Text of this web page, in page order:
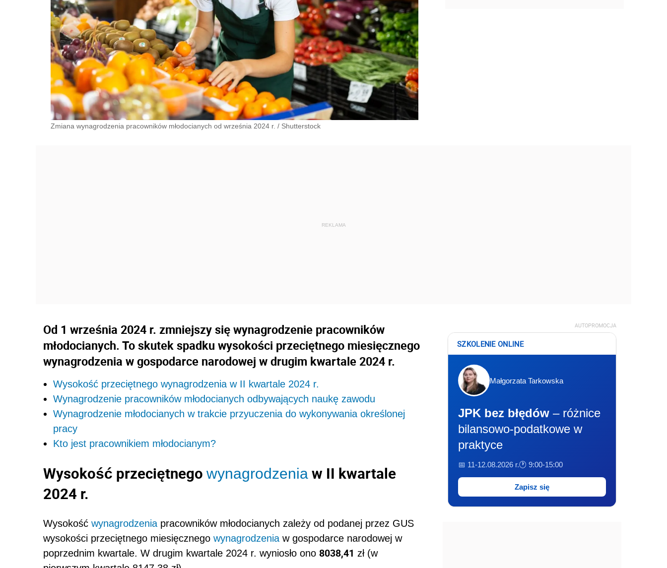
Zmiana wynagrodzenia pracowników młodocianych od września 2024 r. / Shutterstock
Od 1 września 2024 r. zmniejszy się wynagrodzenie pracowników
młodocianych. To skutek spadku wysokości przeciętnego miesięcznego
wynagrodzenia w gospodarce narodowej w drugim kwartale 2024 r.
Wysokość przeciętnego wynagrodzenia w II kwartale 2024 r.
Wynagrodzenie pracowników młodocianych odbywających naukę zawodu
Wynagrodzenie młodocianych w trakcie przyuczenia do wykonywania określonej
pracy
Kto jest pracownikiem młodocianym?
Wysokość przeciętnego wynagrodzenia w II kwartale
2024 r.
Wysokość wynagrodzenia pracowników młodocianych zależy od podanej przez GUS
wysokości przeciętnego miesięcznego wynagrodzenia w gospodarce narodowej w
poprzednim kwartale. W drugim kwartale 2024 r. wyniosło ono 8038,41 zł (w
AUTOPROMOCJA
SZKOLENIE ONLINE
Małgorzata Tarkowska
JPK bez błędów – różnice
bilansowo-podatkowe w
praktyce
📅 11-12.08.2026 r.🕐 9:00-15:00
Zapisz się